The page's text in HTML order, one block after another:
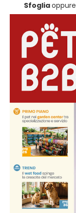
Sfogliaoppure